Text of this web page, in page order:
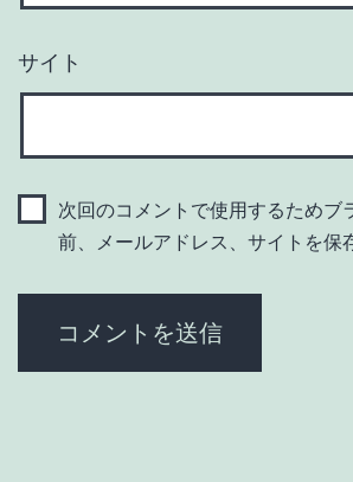
サイト
次回のコメントで使用するためブ
前、メールアドレス、サイトを保